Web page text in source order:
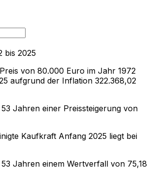
bis 2025
von 80.000 Euro im Jahr 1972
aufgrund der Inflation 322.368,02
53 Jahren einer Preissteigerung von
Kaufkraft Anfang 2025 liegt bei
53 Jahren einem Wertverfall von 75,18